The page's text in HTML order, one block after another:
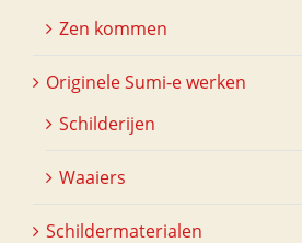
Zen kommen
Originele Sumi-e werken
Schilderijen
Waaiers
Schildermaterialen